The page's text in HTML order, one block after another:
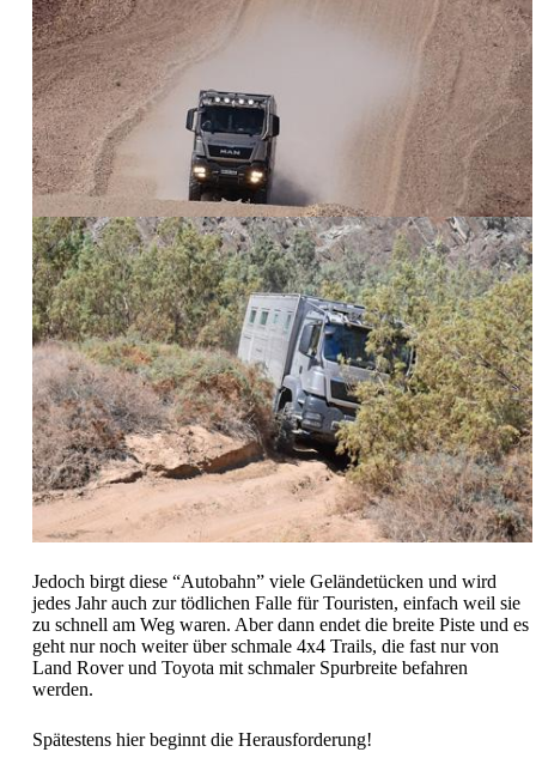
Jedoch birgt diese “Autobahn” viele Geländetücken und wird
jedes Jahr auch zur tödlichen Falle für Touristen, einfach weil sie
zu schnell am Weg waren. Aber dann endet die breite Piste und es
geht nur noch weiter über schmale 4x4 Trails, die fast nur von
Land Rover und Toyota mit schmaler Spurbreite befahren
werden.
Spätestens hier beginnt die Herausforderung!